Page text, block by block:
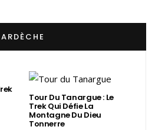
ARDÈCHE
Tour Du Tanargue : Le
Trek Qui Défie La
Montagne Du Dieu
Tonnerre